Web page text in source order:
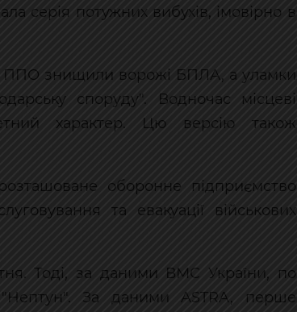
серія потужних вибухів, імовірно в
ППО знищили ворожі БПЛА, а уламки
споруду". Водночас місцеві
характер. Цю версію також
оборонне підприємство
та евакуації військових
Тоді, за даними ВМС України, по
"Нептун". За даними ASTRA, перше